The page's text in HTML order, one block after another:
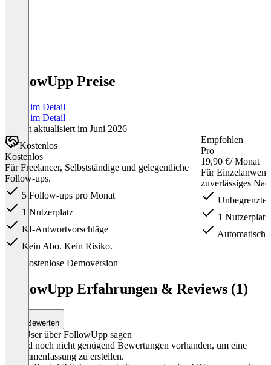
FollowUpp Preise
Preise im Detail
Preise im Detail
Zuletzt aktualisiert im Juni 2026
Kostenlos
Kostenlos
Für Freelancer, Selbstständige und gelegentliche
Follow-ups.
5 Follow-ups pro Monat
1 Nutzerplatz
KI-Antwortvorschläge
Kein Abo. Kein Risiko.
Empfohlen
Pro
19,90 €/ Monat
Für
zuverlässiges
Unbegrenzte
1 Nutzerplatz
Kostenlose Demoversion
FollowUpp Erfahrungen & Reviews (1)
Bewerten
Was User über FollowUpp sagen
Es sind noch nicht genügend Bewertungen vorhanden, um eine
Zusammenfassung zu erstellen.